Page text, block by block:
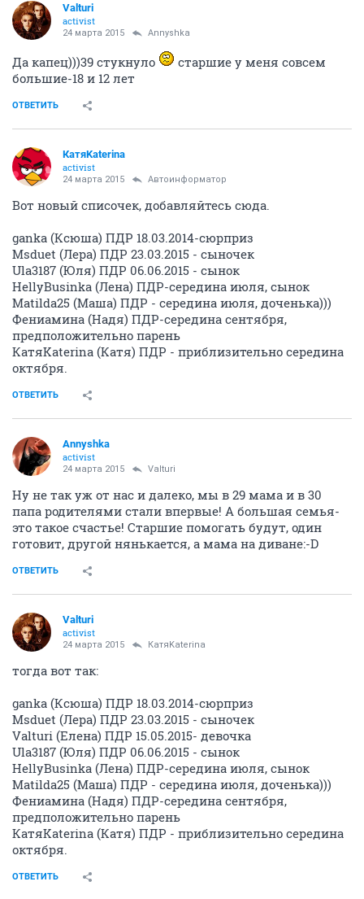
Valturi
activist
24 марта 2015 Annyshka
Да капец)))39 стукнуло
старшие у меня совсем
большие-18 и 12 лет
ОТВЕТИТЬ
КатяKaterina
activist
24 марта 2015 Автоинформатор
Вот новый списочек, добавляйтесь сюда.
ganka (Ксюша) ПДР 18.03.2014-сюрприз
Msduet (Лера) ПДР 23.03.2015 - сыночек
Ula3187 (Юля) ПДР 06.06.2015 - сынок
HellyBusinka (Лена) ПДР-середина июля, сынок
Matilda25 (Маша) ПДР - середина июля, доченька)))
Фениамина (Надя) ПДР-середина сентября,
предположительно парень
КатяKaterina (Катя) ПДР - приблизительно середина
октября.
ОТВЕТИТЬ
Annyshka
activist
24 марта 2015 Valturi
Ну не так уж от нас и далеко, мы в 29 мама и в 30
папа родителями стали впервые! А большая семья-
это такое счастье! Старшие помогать будут, один
готовит, другой нянькается, а мама на диване:-D
ОТВЕТИТЬ
Valturi
activist
24 марта 2015 КатяKaterina
тогда вот так:
ganka (Ксюша) ПДР 18.03.2014-сюрприз
Msduet (Лера) ПДР 23.03.2015 - сыночек
Valturi (Елена) ПДР 15.05.2015- девочка
Ula3187 (Юля) ПДР 06.06.2015 - сынок
HellyBusinka (Лена) ПДР-середина июля, сынок
Matilda25 (Маша) ПДР - середина июля, доченька)))
Фениамина (Надя) ПДР-середина сентября,
предположительно парень
КатяKaterina (Катя) ПДР - приблизительно середина
октября.
ОТВЕТИТЬ